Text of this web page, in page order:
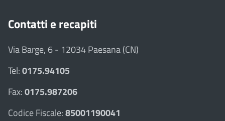
Contatti e recapiti
Via Barge, 6 - 12034 Paesana (CN)
Tel:0175.94105
Fax:0175.987206
Codice Fiscale:85001190041